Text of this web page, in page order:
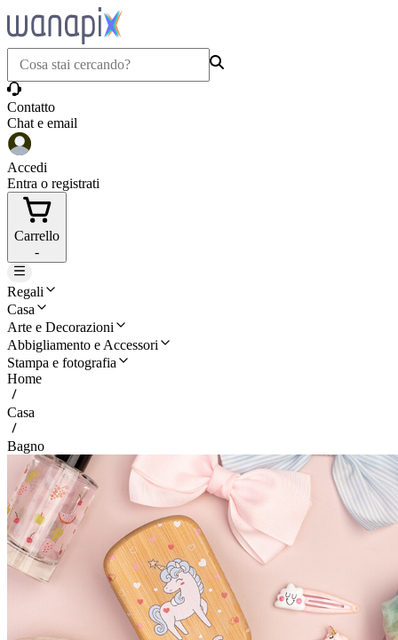
Contatto
Chat e email
Accedi
Entra o registrati
Carrello
-
Regali
Casa
Arte e Decorazioni
Abbigliamento e Accessori
Stampa e fotografia
Home
Casa
Bagno